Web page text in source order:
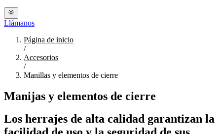
Llámanos
Página de inicio
/
Accesorios
/
Manillas y elementos de cierre
Manijas y elementos de cierre
Los herrajes de alta calidad garantizan la